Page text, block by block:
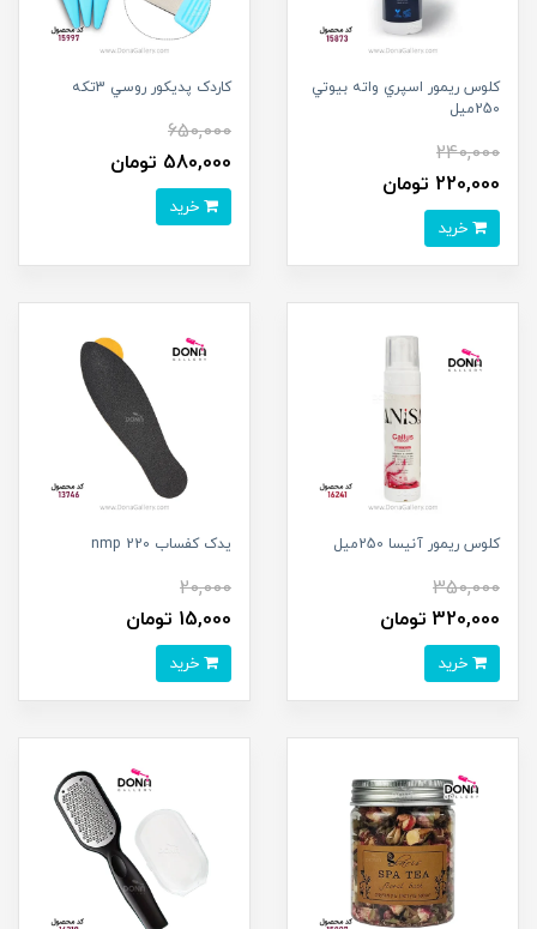
کلوس ريمور اسپري واته بيوتي
250ميل
240,000
220,000 تومان
کاردک پديکور روسي 3تکه
650,000
580,000 تومان
کلوس ريمور آنيسا 250ميل
350,000
320,000 تومان
يدک کفساب nmp 220
20,000
15,000 تومان